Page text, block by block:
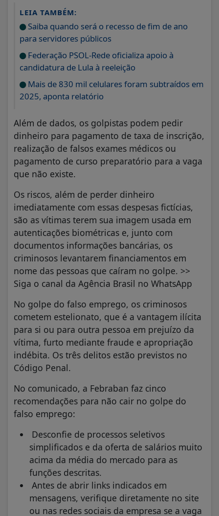
LEIA TAMBÉM:
Saiba quando será o recesso de fim de ano
para servidores públicos
Federação PSOL-Rede oficializa apoio à
candidatura de Lula à reeleição
Mais de 830 mil celulares foram subtraídos em
2025, aponta relatório
Além de dados, os golpistas podem pedir
dinheiro para pagamento de taxa de inscrição,
realização de falsos exames médicos ou
pagamento de curso preparatório para a vaga
que não existe.
Os riscos, além de perder dinheiro
imediatamente com essas despesas fictícias,
são as vítimas terem sua imagem usada em
autenticações biométricas e, junto com
documentos informações bancárias, os
criminosos levantarem financiamentos em
nome das pessoas que caíram no golpe. >>
Siga o canal da Agência Brasil no WhatsApp
No golpe do falso emprego, os criminosos
cometem estelionato, que é a vantagem ilícita
para si ou para outra pessoa em prejuízo da
vítima, furto mediante fraude e apropriação
indébita. Os três delitos estão previstos no
Código Penal.
No comunicado, a Febraban faz cinco
recomendações para não cair no golpe do
falso emprego:
Desconfie de processos seletivos
simplificados e da oferta de salários muito
acima da média do mercado para as
funções descritas.
Antes de abrir links indicados em
mensagens, verifique diretamente no site
ou nas redes sociais da empresa se a vaga